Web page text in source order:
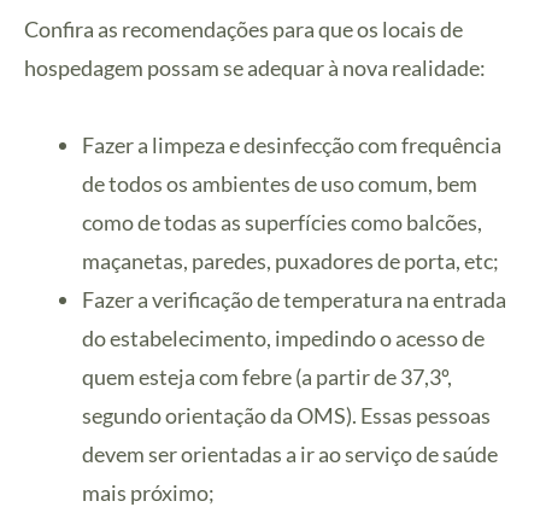
Confira as recomendações para que os locais de
hospedagem possam se adequar à nova realidade:
Fazer a limpeza e desinfecção com frequência
de todos os ambientes de uso comum, bem
como de todas as superfícies como balcões,
maçanetas, paredes, puxadores de porta, etc;
Fazer a verificação de temperatura na entrada
do estabelecimento, impedindo o acesso de
quem esteja com febre (a partir de 37,3º,
segundo orientação da OMS). Essas pessoas
devem ser orientadas a ir ao serviço de saúde
mais próximo;